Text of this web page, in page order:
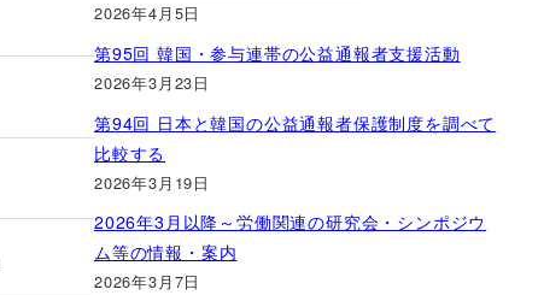
2026年4月5日
第95回 韓国・参与連帯の公益通報者支援活動
2026年3月23日
第94回 日本と韓国の公益通報者保護制度を調べて
比較する
2026年3月19日
2026年3月以降～労働関連の研究会・シンポジウ
ム等の情報・案内
2026年3月7日